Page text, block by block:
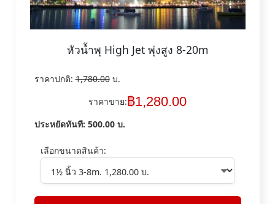
หัวน้ำพุ High Jet พุ่งสูง 8-20m
ราคาปกติ:1,780.00บ.
ราคาขาย:฿1,280.00
ประหยัดทันที: 500.00บ.
เลือกขนาดสินค้า: